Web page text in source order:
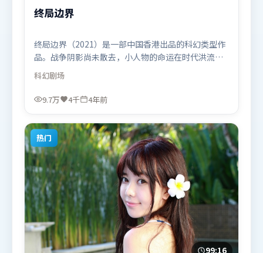
终局边界
终局边界（2021）是一部中国香港出品的科幻类型作
品。战争阴影尚未散去，小人物的命运在时代洪流里
被轻轻托起又放下。动作场面设计讲究空间与节奏，
文戏部分同样扎实耐嚼。由詹姆斯·卡梅隆执导，长
泽雅美、吴京、提莫西·查拉米，汤唯等联袂出演。
上线，适合喜欢科幻题材的观众观看。
科幻剧场
9.7万 4千 4年前
热门
99:16